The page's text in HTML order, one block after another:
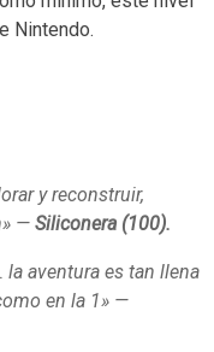
Nintendo.
y reconstruir,
— Siliconera (100).
aventura es tan llena
en la 1» —